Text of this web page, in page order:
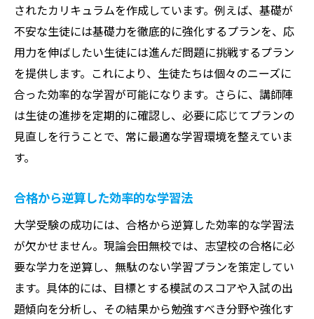
されたカリキュラムを作成しています。例えば、基礎が
不安な生徒には基礎力を徹底的に強化するプランを、応
用力を伸ばしたい生徒には進んだ問題に挑戦するプラン
を提供します。これにより、生徒たちは個々のニーズに
合った効率的な学習が可能になります。さらに、講師陣
は生徒の進捗を定期的に確認し、必要に応じてプランの
見直しを行うことで、常に最適な学習環境を整えていま
す。
合格から逆算した効率的な学習法
大学受験の成功には、合格から逆算した効率的な学習法
が欠かせません。現論会田無校では、志望校の合格に必
要な学力を逆算し、無駄のない学習プランを策定してい
ます。具体的には、目標とする模試のスコアや入試の出
題傾向を分析し、その結果から勉強すべき分野や強化す